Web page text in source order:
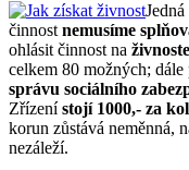
činnost nemusíme
ohlásit činnost na
celkem 80 možných; dále
správu sociálního
Zřízenístojí 1000,- za
korun zůstává neměnná,
nezáleží.